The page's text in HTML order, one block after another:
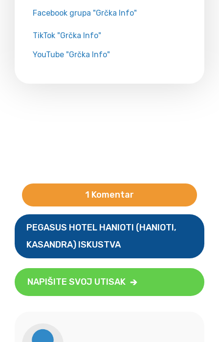
Facebook grupa "Grčka Info"
TikTok "Grčka Info"
YouTube "Grčka Info"
1 Komentar
PEGASUS HOTEL HANIOTI (HANIOTI,
KASANDRA) ISKUSTVA
NAPIŠITE SVOJ UTISAK